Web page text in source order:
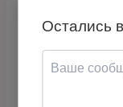
Если вам
Остались